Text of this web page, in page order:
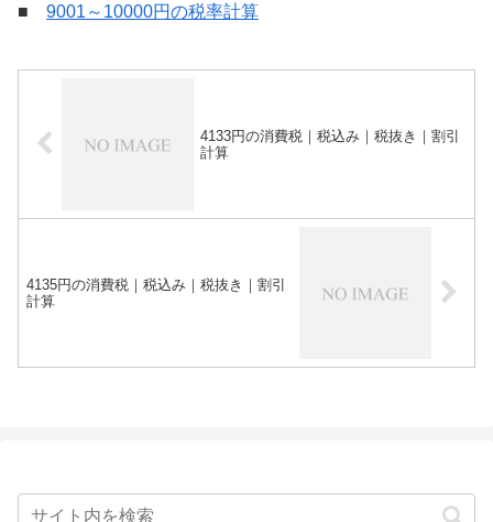
■ 9001～10000円の税率計算
4133円の消費税｜税込み｜税抜き｜割引
計算
4135円の消費税｜税込み｜税抜き｜割引
計算